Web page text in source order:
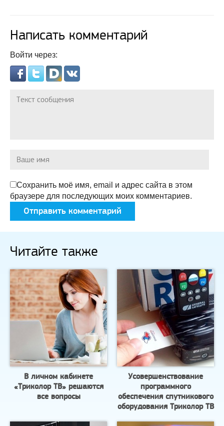
Написать комментарий
Войти через:
Сохранить моё имя, email и адрес сайта в этом
браузере для последующих моих комментариев.
Читайте также
В личном кабинете
«Триколор ТВ» решаются
все вопросы
Усовершенствование
программного
обеспечения спутникового
оборудования Триколор ТВ